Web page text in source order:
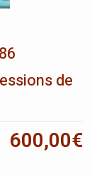
de
600,00€